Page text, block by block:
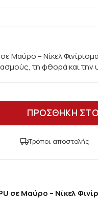
Μαύρο – Νίκελ
τη φθορά και την
ΠΡΟΣΘΗΚΗ ΣΤΟ
Τρόποι αποστολής
σε Μαύρο – Νίκελ